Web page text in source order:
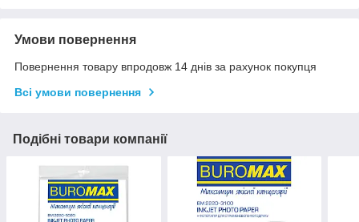
Умови повернення
Повернення товару впродовж 14 днів за рахунок покупця
Всі умови повернення
Подібні товари компанії